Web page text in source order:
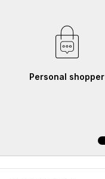
Personal shopper